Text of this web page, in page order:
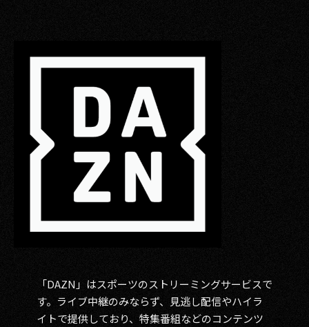
「DAZN」はスポーツのストリーミングサービスで
す。ライブ中継のみならず、見逃し配信やハイラ
イトで提供しており、特集番組などのコンテンツ